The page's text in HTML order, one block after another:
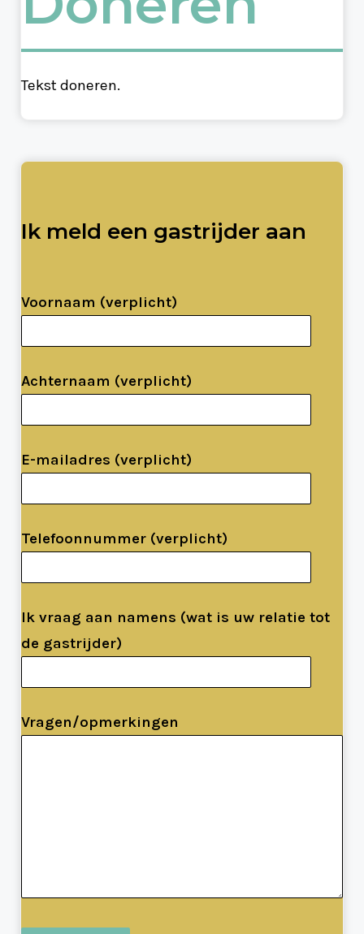
Tekst doneren.
Ik meld een gastrijder aan
Voornaam (verplicht)
Achternaam (verplicht)
E-mailadres (verplicht)
Telefoonnummer (verplicht)
Ik vraag aan namens (wat is uw relatie tot
de gastrijder)
Vragen/opmerkingen